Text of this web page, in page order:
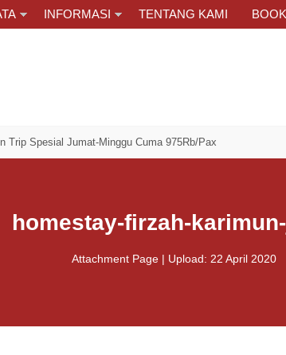
INFORMASI TENTANG KAMI
Jumat-Minggu Cuma 975Rb/Pax
homestay-firzah-
Attachment Page | Upload: 22 April 2020